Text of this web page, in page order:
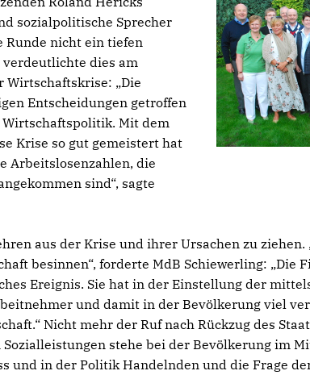
sozialpolitische Sprecher
Runde nicht ein tiefen
dies am
Wirtschaftskrise: „Die
Entscheidungen getroffen
Mit dem
Krise so gut gemeistert hat
Arbeitslosenzahlen, die
sind“, sagte
aus der Krise und ihrer Ursachen zu ziehen.
besinnen“, forderte MdB Schiewerling: „Die
Ereignis. Sie hat in der Einstellung der
und damit in der Bevölkerung viel
Nicht mehr der Ruf nach Rückzug des
stehe bei der Bevölkerung im
und in der Politik Handelnden und die Frage